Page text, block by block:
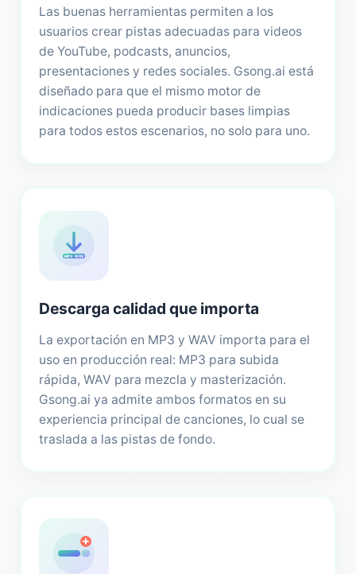
Las buenas herramientas permiten a los
usuarios crear pistas adecuadas para videos
de YouTube, podcasts, anuncios,
presentaciones y redes sociales. Gsong.ai está
diseñado para que el mismo motor de
indicaciones pueda producir bases limpias
para todos estos escenarios, no solo para uno.
MP3 · WAV
Descarga calidad que importa
La exportación en MP3 y WAV importa para el
uso en producción real: MP3 para subida
rápida, WAV para mezcla y masterización.
Gsong.ai ya admite ambos formatos en su
experiencia principal de canciones, lo cual se
traslada a las pistas de fondo.